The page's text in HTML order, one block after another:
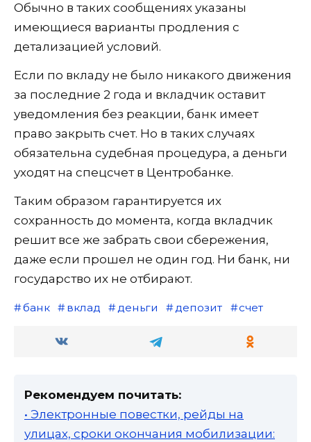
Обычно в таких сообщениях указаны
имеющиеся варианты продления с
детализацией условий.
Если по вкладу не было никакого движения
за последние 2 года и вкладчик оставит
уведомления без реакции, банк имеет
право закрыть счет. Но в таких случаях
обязательна судебная процедура, а деньги
уходят на спецсчет в Центробанке.
Таким образом гарантируется их
сохранность до момента, когда вкладчик
решит все же забрать свои сбережения,
даже если прошел не один год. Ни банк, ни
государство их не отбирают.
банк вклад деньги депозит счет
Рекомендуем почитать:
• Электронные повестки, рейды на
улицах, сроки окончания мобилизации: